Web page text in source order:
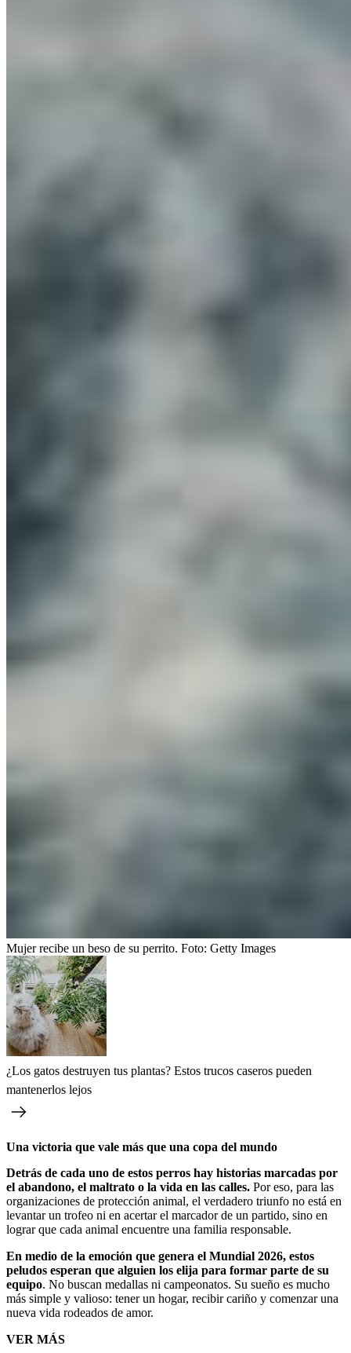
Mujer recibe un beso de su perrito. Foto: Getty Images
¿Los gatos destruyen tus plantas? Estos trucos caseros pueden
mantenerlos lejos
Una victoria que vale más que una copa del mundo
Detrás de cada uno de estos perros hay historias marcadas por
el abandono, el maltrato o la vida en las calles. Por eso, para las
organizaciones de protección animal, el verdadero triunfo no está en
levantar un trofeo ni en acertar el marcador de un partido, sino en
lograr que cada animal encuentre una familia responsable.
En medio de la emoción que genera el Mundial 2026, estos
peludos esperan que alguien los elija para formar parte de su
equipo. No buscan medallas ni campeonatos. Su sueño es mucho
más simple y valioso: tener un hogar, recibir cariño y comenzar una
nueva vida rodeados de amor.
VER MÁS